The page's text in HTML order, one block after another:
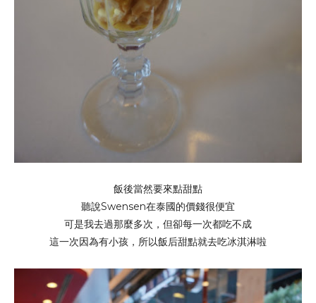
飯後當然要來點甜點
聽說Swensen在泰國的價錢很便宜
可是我去過那麼多次，但卻每一次都吃不成
這一次因為有小孩，所以飯后甜點就去吃冰淇淋啦